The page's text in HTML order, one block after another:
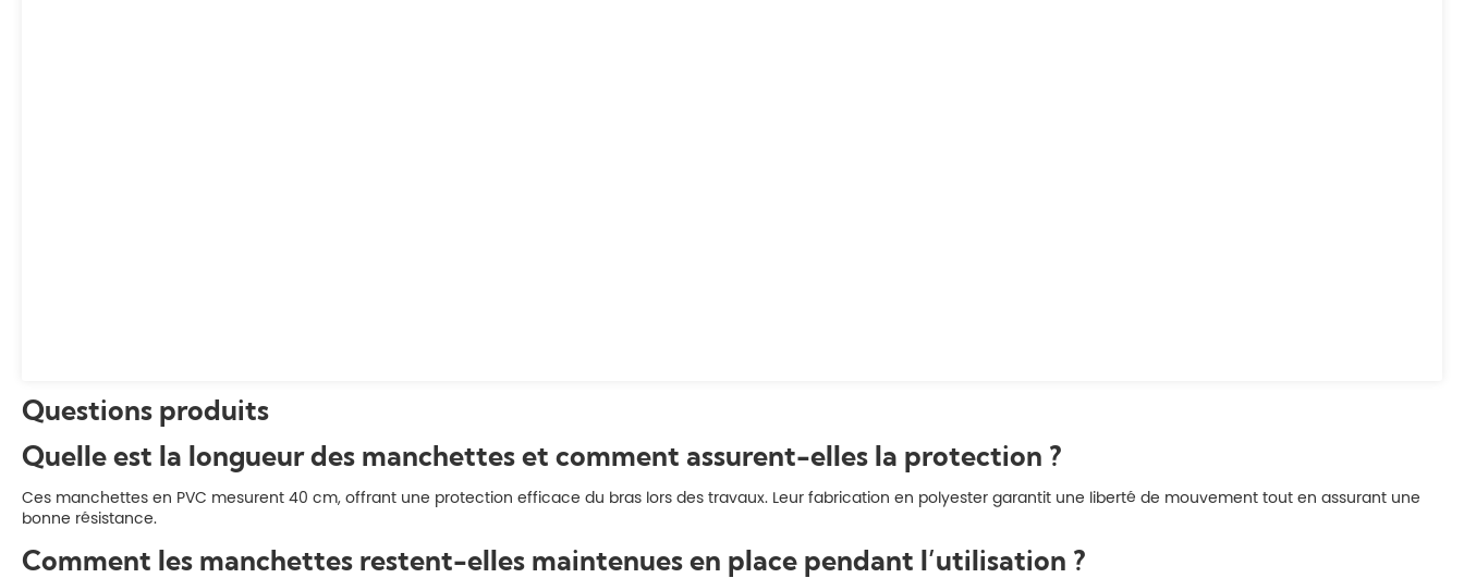
Questions produits
Quelle est la longueur des manchettes et comment assurent-elles la protection ?
Ces manchettes en PVC mesurent 40 cm, offrant une protection efficace du bras lors des travaux. Leur fabrication en polyester garantit une liberté de mouvement tout en assurant une
bonne résistance.
Comment les manchettes restent-elles maintenues en place pendant l’utilisation ?